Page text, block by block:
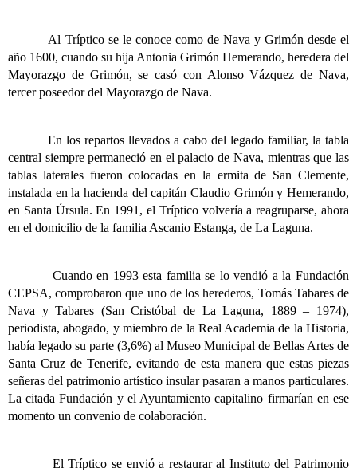
Al Tríptico se le conoce como de Nava y Grimón desde el
año 1600, cuando su hija Antonia Grimón Hemerando, heredera del
Mayorazgo de Grimón, se casó con Alonso Vázquez de Nava,
tercer poseedor del Mayorazgo de Nava.
En los repartos llevados a cabo del legado familiar, la tabla
central siempre permaneció en el palacio de Nava, mientras que las
tablas laterales fueron colocadas en la ermita de San Clemente,
instalada en la hacienda del capitán Claudio Grimón y Hemerando,
en Santa Úrsula. En 1991, el Tríptico volvería a reagruparse, ahora
en el domicilio de la familia Ascanio Estanga, de La Laguna.
Cuando en 1993 esta familia se lo vendió a la Fundación
CEPSA, comprobaron que uno de los herederos, Tomás Tabares de
Nava y Tabares (San Cristóbal de La Laguna, 1889 – 1974),
periodista, abogado, y miembro de la Real Academia de la Historia,
había legado su parte (3,6%) al Museo Municipal de Bellas Artes de
Santa Cruz de Tenerife, evitando de esta manera que estas piezas
señeras del patrimonio artístico insular pasaran a manos particulares.
La citada Fundación y el Ayuntamiento capitalino firmarían en ese
momento un convenio de colaboración.
El Tríptico se envió a restaurar al Instituto del Patrimonio